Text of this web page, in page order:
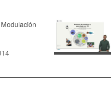
Prueba
normal y
moliente
11:15 ·